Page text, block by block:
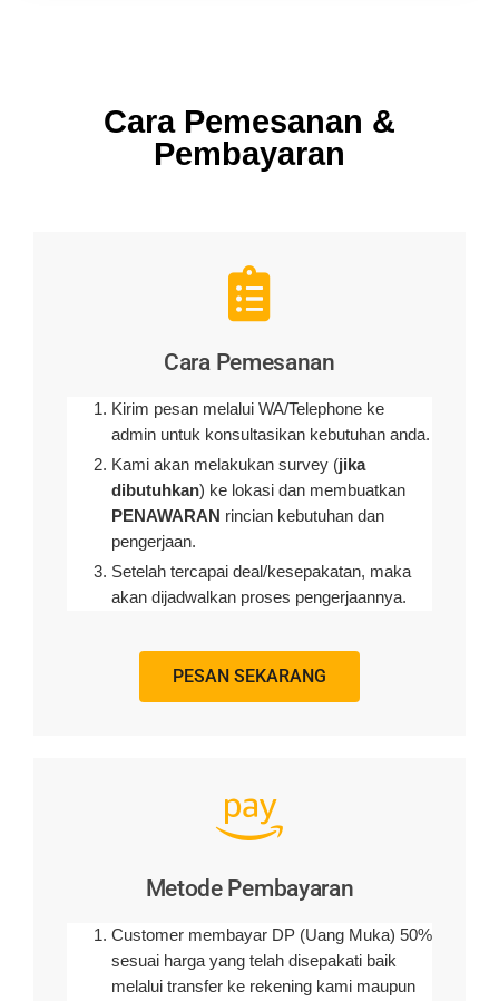
Cara Pemesanan &
Pembayaran
Cara Pemesanan
Kirim pesan melalui WA/Telephone ke
admin untuk konsultasikan kebutuhan anda.
Kami akan melakukan survey (jika
dibutuhkan) ke lokasi dan membuatkan
PENAWARAN rincian kebutuhan dan
pengerjaan.
Setelah tercapai deal/kesepakatan, maka
akan dijadwalkan proses pengerjaannya.
PESAN SEKARANG
Metode Pembayaran
Customer membayar DP (Uang Muka) 50%
sesuai harga yang telah disepakati baik
melalui transfer ke rekening kami maupun